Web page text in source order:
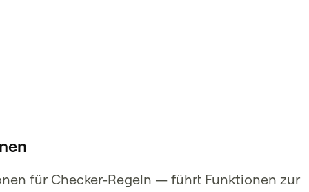
für Checker-Regeln — führt Funktionen zur